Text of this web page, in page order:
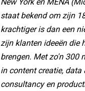
staat bekend om zijn
krachtiger is dan een
zijn klanten ideeën die
brengen. Met zo'n 300
in content creatie, data
consultancy en